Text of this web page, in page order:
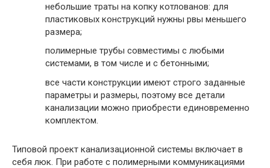
небольшие траты на копку котлованов: для
пластиковых конструкций нужны рвы меньшего
размера;
полимерные трубы совместимы с любыми
системами, в том числе и с бетонными;
все части конструкции имеют строго заданные
параметры и размеры, поэтому все детали
канализации можно приобрести единовременно
комплектом.
Типовой проект канализационной системы включает в
себя люк. При работе с полимерными коммуникациями